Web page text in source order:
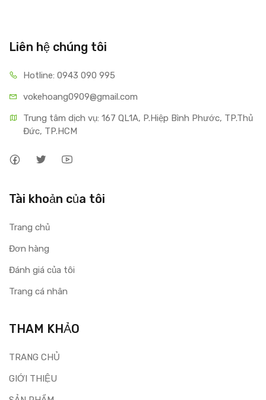
Liên hệ chúng tôi
Hotline: 0943 090 995
vokehoang0909@gmail.com
Trung tâm dịch vụ: 167 QL1A, P.Hiệp Bình Phước, TP.Thủ
Đức, TP.HCM
Tài khoản của tôi
Trang chủ
Đơn hàng
Đánh giá của tôi
Trang cá nhân
THAM KHẢO
TRANG CHỦ
GIỚI THIỆU